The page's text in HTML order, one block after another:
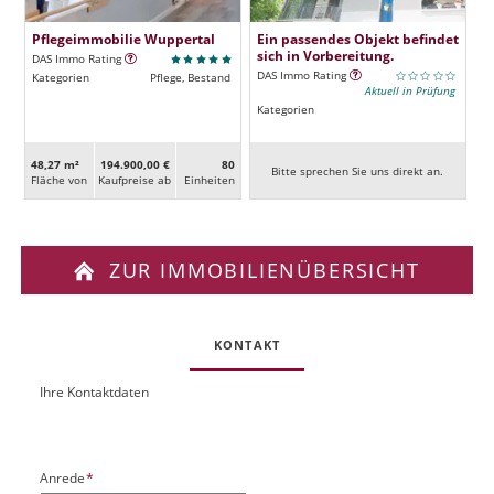
Pflegeimmobilie Wuppertal
DAS Immo Rating
Kategorien
Pflege, Bestand
48,27 m²
Fläche von
194.900,00 €
Kaufpreise ab
80
Ein­heiten
Ein passendes Objekt befindet
sich in Vorbereitung.
DAS Immo Rating
Aktuell in Prüfung
Kategorien
Bitte sprechen Sie uns direkt an.
ZUR IMMOBILIENÜBERSICHT
KONTAKT
O
k
UIhre Kontaktdaten
P
Anrede*